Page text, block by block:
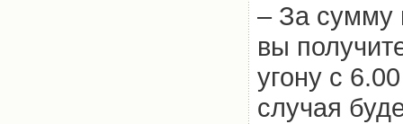
– За сумму
вы
угону с
случая